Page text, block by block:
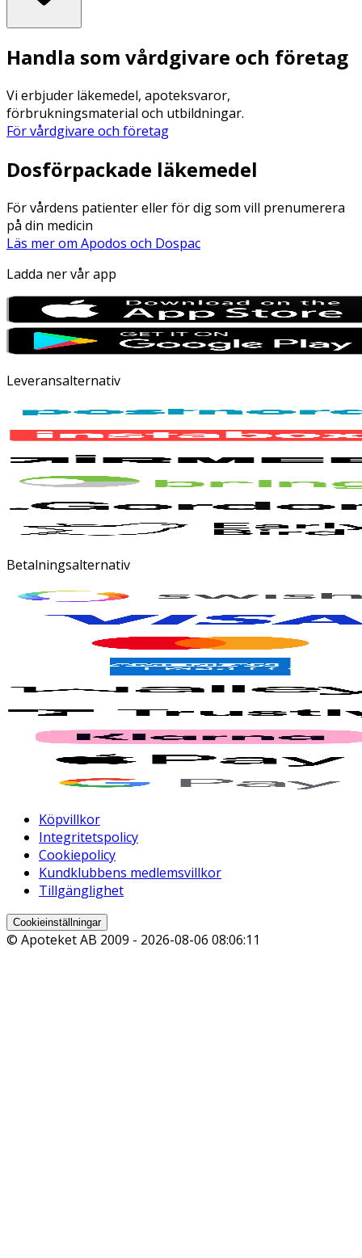
Handla som vårdgivare och företag
Vi erbjuder läkemedel, apoteksvaror,
förbrukningsmaterial och utbildningar.
För vårdgivare och företag
Dosförpackade läkemedel
För vårdens patienter eller för dig som vill prenumerera
på din medicin
Läs mer om Apodos och Dospac
Ladda ner vår app
Leveransalternativ
Betalningsalternativ
Köpvillkor
Integritetspolicy
Cookiepolicy
Kundklubbens medlemsvillkor
Tillgänglighet
Cookieinställningar
© Apoteket AB 2009 - 2026-08-06 08:06:11